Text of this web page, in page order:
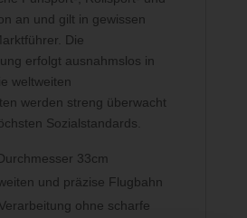
an und gilt in gewissen
Die
erfolgt ausnahmslos in
weltweiten
werden streng überwacht
Sozialstandards.
33cm
und präzise Flugbahn
ohne scharfe